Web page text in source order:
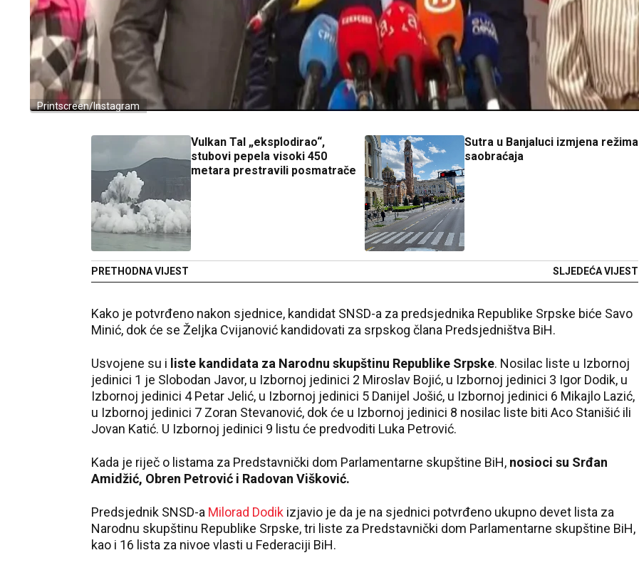
Printscreen/Instagram
Vulkan Tal „eksplodirao“,
stubovi pepela visoki 450
metara prestravili posmatrače
PRETHODNA VIJEST
Sutra u Banjaluci izmjena režima
saobraćaja
SLJEDEĆA VIJEST
Kako je potvrđeno nakon sjednice, kandidat SNSD-a za predsjednika Republike Srpske biće Savo
Minić, dok će se Željka Cvijanović kandidovati za srpskog člana Predsjedništva BiH.
Usvojene su i liste kandidata za Narodnu skupštinu Republike Srpske. Nosilac liste u Izbornoj
jedinici 1 je Slobodan Javor, u Izbornoj jedinici 2 Miroslav Bojić, u Izbornoj jedinici 3 Igor Dodik, u
Izbornoj jedinici 4 Petar Jelić, u Izbornoj jedinici 5 Danijel Jošić, u Izbornoj jedinici 6 Mikajlo Lazić,
u Izbornoj jedinici 7 Zoran Stevanović, dok će u Izbornoj jedinici 8 nosilac liste biti Aco Stanišić ili
Jovan Katić. U Izbornoj jedinici 9 listu će predvoditi Luka Petrović.
Kada je riječ o listama za Predstavnički dom Parlamentarne skupštine BiH, nosioci su Srđan
Amidžić, Obren Petrović i Radovan Višković.
Predsjednik SNSD-a Milorad Dodik izjavio je da je na sjednici potvrđeno ukupno devet lista za
Narodnu skupštinu Republike Srpske, tri liste za Predstavnički dom Parlamentarne skupštine BiH,
kao i 16 lista za nivoe vlasti u Federaciji BiH.